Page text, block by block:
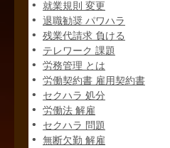
就業規則 変更
退職勧奨 パワハラ
残業代請求 負ける
テレワーク 課題
労務管理 とは
労働契約書 雇用契約書
セクハラ 処分
労働法 解雇
セクハラ 問題
無断欠勤 解雇